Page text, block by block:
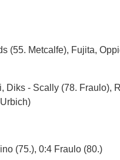
(55. Metcalfe), Fujita,
Diks - Scally (78. Fraulo),
(75.), 0:4 Fraulo (80.)